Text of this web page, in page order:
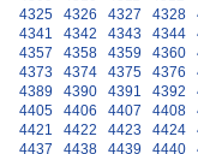
4325
4326 4327 4328
4341
4342 4343 4344
4357
4358 4359 4360
4373
4374 4375 4376
4389
4390 4391 4392
4405
4406 4407 4408
4421
4422 4423 4424
4437
4438 4439 4440